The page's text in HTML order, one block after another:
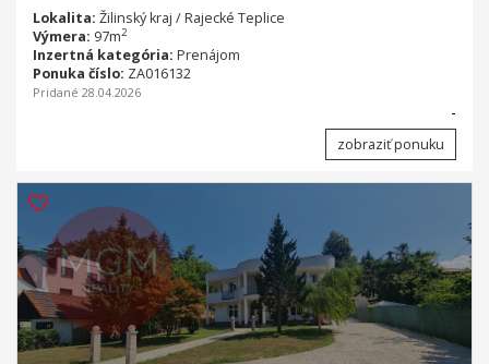
Lokalita: Žilinský kraj / Rajecké Teplice
Výmera: 97m2
Inzertná kategória: Prenájom
Ponuka číslo: ZA016132
Pridané 28.04.2026
-
zobraziť ponuku